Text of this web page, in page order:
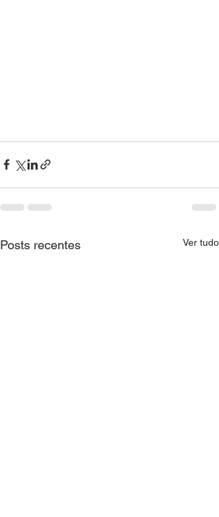
Posts recentes Ver tudo